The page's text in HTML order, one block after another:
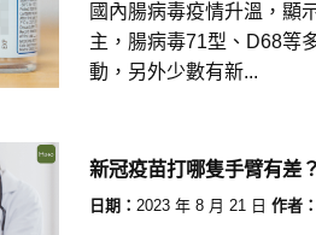
國內腸病毒疫情升溫，顯
主，腸病毒71型、D68等
動，另外少數有新...
新冠疫苗打哪隻手臂有差
日期： 2023 年 8 月 21 日 作者：